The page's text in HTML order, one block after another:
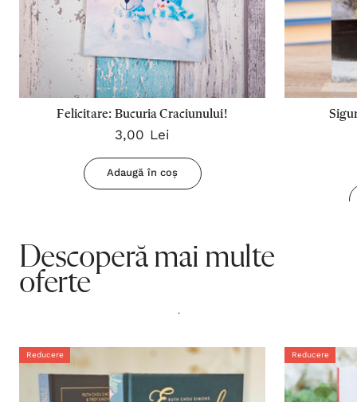
Felicitare: Bucuria Craciunului!
3,00 Lei
Adaugă în coș
Descoperă mai multe
oferte
.
Reducere Reducere